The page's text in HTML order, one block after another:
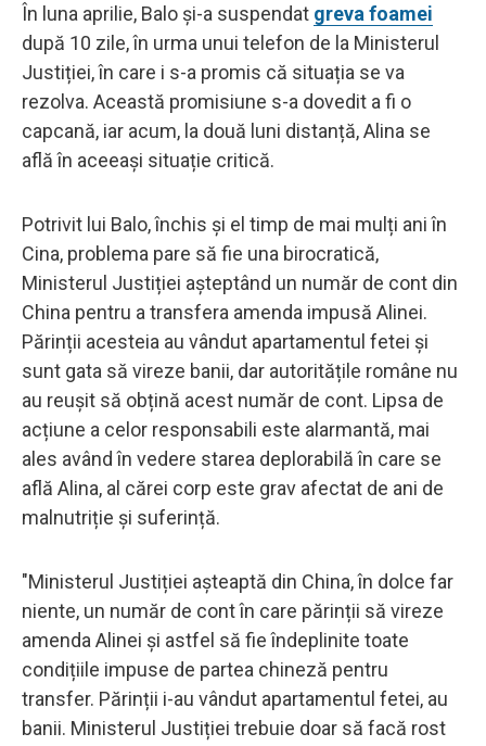
În luna aprilie, Balo și-a suspendat greva foamei
după 10 zile, în urma unui telefon de la Ministerul
Justiției, în care i s-a promis că situația se va
rezolva. Această promisiune s-a dovedit a fi o
capcană, iar acum, la două luni distanță, Alina se
află în aceeași situație critică.
Potrivit lui Balo, închis și el timp de mai mulți ani în
Cina, problema pare să fie una birocratică,
Ministerul Justiției așteptând un număr de cont din
China pentru a transfera amenda impusă Alinei.
Părinții acesteia au vândut apartamentul fetei și
sunt gata să vireze banii, dar autoritățile române nu
au reușit să obțină acest număr de cont. Lipsa de
acțiune a celor responsabili este alarmantă, mai
ales având în vedere starea deplorabilă în care se
află Alina, al cărei corp este grav afectat de ani de
malnutriție și suferință.
"Ministerul Justiției așteaptă din China, în dolce far
niente, un număr de cont în care părinții să vireze
amenda Alinei și astfel să fie îndeplinite toate
condițiile impuse de partea chineză pentru
transfer. Părinții i-au vândut apartamentul fetei, au
banii. Ministerul Justiției trebuie doar să facă rost